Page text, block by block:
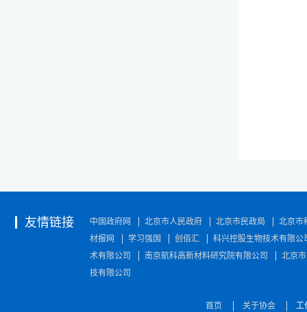
友情链接 中国政府网 北京市人民政府 北京市民政局
北京市
材报网
学习强国 创佰汇
科兴控股生物技术有限公
术有限公司
南京航科高新材料研究院有限公司
北京
技有限公司
首页 关于协会 工